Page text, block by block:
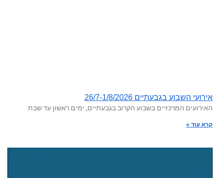
אירועי השבוע בגבעתיים 26/7-1/8/2026
האירועים המרכזיים בשבוע הקרוב בגבעתיים, ימים ראשון עד שבת
קרא עוד »